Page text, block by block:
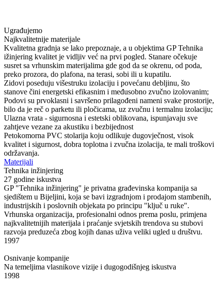
Ugrađujemo
Najkvalitetnije materijale
Kvalitetna gradnja se lako prepoznaje, a u objektima GP Tehnika
ižinjering kvalitet je vidljiv već na prvi pogled. Stanare očekuje
susret sa vrhunskim materijalima gde god da se okrenu, od poda,
preko prozora, do plafona, na terasi, sobi ili u kupatilu.
Zidovi poseduju višestruku izolaciju i povećanu debljinu, što
stanove čini energetski efikasnim i međusobno zvučno izolovanim;
Podovi su prvoklasni i savršeno prilagođeni nameni svake prostorije,
bilo da je reč o parketu ili pločicama, uz zvučnu i termalnu izolaciju;
Ulazna vrata - sigurnosna i estetski oblikovana, ispunjavaju sve
zahtjeve vezane za akustiku i bezbijednost
Petokomorna PVC stolarija koju odlikuje dugovječnost, visok
kvalitet i sigurnost, dobra toplotna i zvučna izolacija, te mali troškovi
održavanja.
Materijali
Tehnika inžinjering
27 godine iskustva
GP "Tehnika inžinjering" je privatna građevinska kompanija sa
sjedištem u Bijeljini, koja se bavi izgradnjom i prodajom stambenih,
industrijskih i poslovnih objekata po principu "ključ u ruke".
Vrhunska organizacija, profesionalni odnos prema poslu, primjena
najkvalitetnijih materijala i praćanje svjetskih trendova su stubovi
razvoja preduzeća zbog kojih danas uživa veliki ugled u društvu.
1997
Osnivanje kompanije
Na temeljima vlasnikove vizije i dugogodišnjeg iskustva
1998